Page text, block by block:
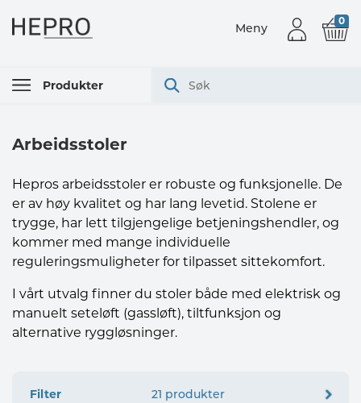
Produkter
Meny
0
Arbeidsstoler
Hepros arbeidsstoler er robuste og funksjonelle. De
er av høy kvalitet og har lang levetid. Stolene er
trygge, har lett tilgjengelige betjeningshendler, og
kommer med mange individuelle
reguleringsmuligheter for tilpasset sittekomfort.
I vårt utvalg finner du stoler både med elektrisk og
manuelt seteløft (gassløft), tiltfunksjon og
alternative ryggløsninger.
Filter 21 produkter